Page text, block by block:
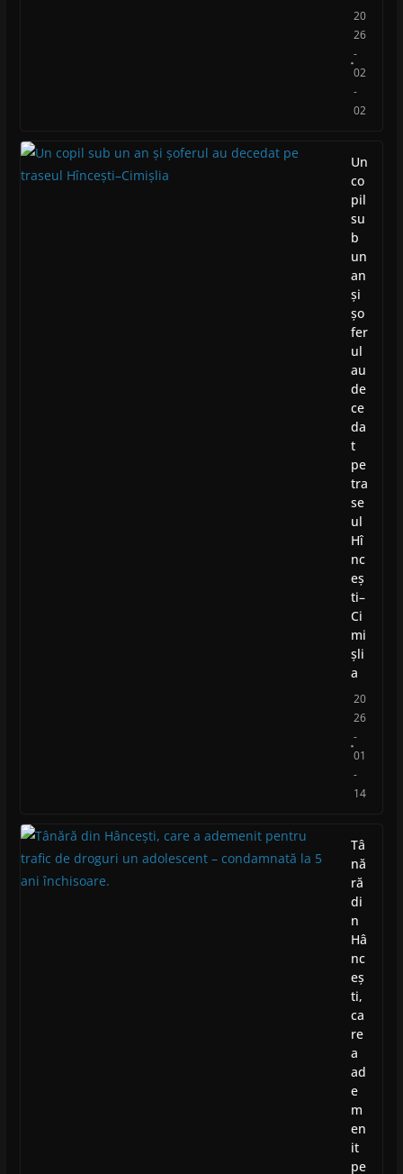
20
26
-
02
-
02
Un
co
pil
su
b
un
an
și
șo
fer
ul
au
de
ce
da
t
pe
tra
se
ul
Hî
nc
eș
ti–
Ci
mi
șli
a
20
26
-
01
-
14
Tâ
nă
ră
di
n
Hâ
nc
eș
ti,
ca
re
a
ad
e
m
en
it
pe